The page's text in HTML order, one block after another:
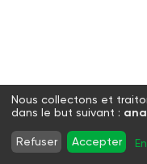
Nous collectons et
dans le but suivant :
Refuser Accepter